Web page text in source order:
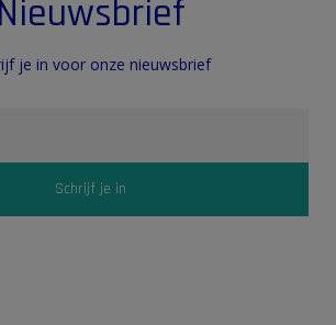
Nieuwsbrief
je in voor onze nieuwsbrief